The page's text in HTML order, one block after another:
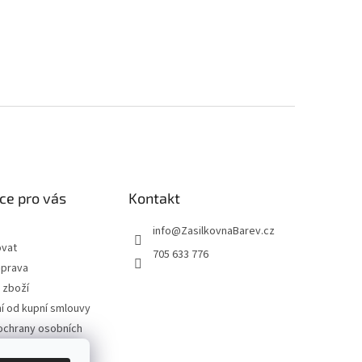
pro vás
zboží
od kupní smlouvy
osobních
Kontakt
info@ZasilkovnaBarev.cz
705 633 776